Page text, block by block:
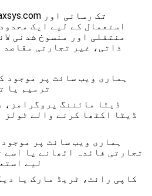
استعمال کے لیے ایک
منتقلی اور منسوخ شدنی
ذاتی، غیر تجارتی مقاصد
ہماری ویب سائٹ پر موجود
ترمیم یا
ڈیٹا مائننگ پروگرامز،
ڈیٹا اکٹھا کرنے والے ٹولز
ہماری ویب سائٹ پر
تجارتی فائدہ اٹھانے یا اسے
لیے
کاپی رائٹ، ٹریڈ مارک یا